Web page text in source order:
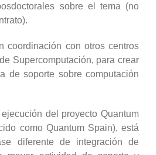
sobre el tema (no
coordinación con otros centros
Supercomputación, para crear
de soporte sobre computación
del proyecto Quantum
como Quantum Spain), está
diferente de integración de